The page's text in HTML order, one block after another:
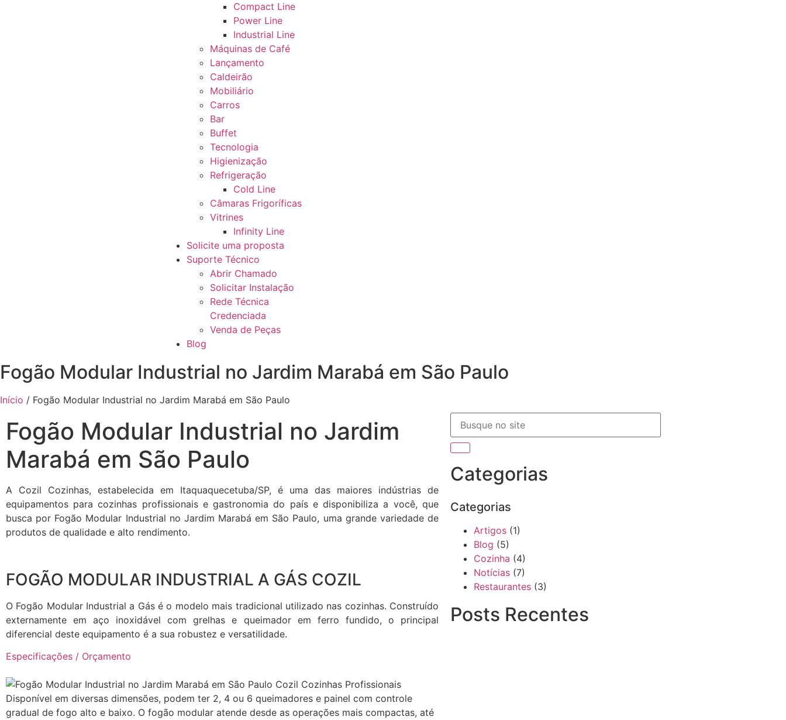
Compact Line
Power Line
Industrial Line
Máquinas de Café
Lançamento
Caldeirão
Mobiliário
Carros
Bar
Buffet
Tecnologia
Higienização
Refrigeração
Cold Line
Câmaras Frigoríficas
Vitrines
Infinity Line
Solicite uma proposta
Suporte Técnico
Abrir Chamado
Solicitar Instalação
Rede Técnica
Credenciada
Venda de Peças
Blog
Fogão Modular Industrial no Jardim Marabá em São Paulo
Início / Fogão Modular Industrial no Jardim Marabá em São Paulo
Fogão Modular Industrial no Jardim
Marabá em São Paulo
A Cozil Cozinhas, estabelecida em Itaquaquecetuba/SP, é uma das maiores indústrias de
equipamentos para cozinhas profissionais e gastronomia do país e disponibiliza a você, que
busca por Fogão Modular Industrial no Jardim Marabá em São Paulo, uma grande variedade de
produtos de qualidade e alto rendimento.
FOGÃO MODULAR INDUSTRIAL A GÁS COZIL
O Fogão Modular Industrial a Gás é o modelo mais tradicional utilizado nas cozinhas. Construído
externamente em aço inoxidável com grelhas e queimador em ferro fundido, o principal
diferencial deste equipamento é a sua robustez e versatilidade.
Especificações / Orçamento
Disponível em diversas dimensões, podem ter 2, 4 ou 6 queimadores e painel com controle
gradual de fogo alto e baixo. O fogão modular atende desde as operações mais compactas, até
Categorias
Categorias
Artigos(1)
Blog (5)
Cozinha (4)
Notícias(7)
Restaurantes(3)
Posts Recentes